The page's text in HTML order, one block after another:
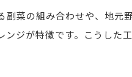
案菜の組み合わせや、地元
ジが特徴です。こうした